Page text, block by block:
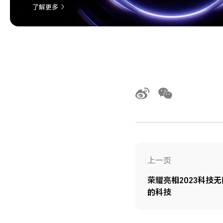
了解更多
上一页
荣耀亮相2023科技
的科技